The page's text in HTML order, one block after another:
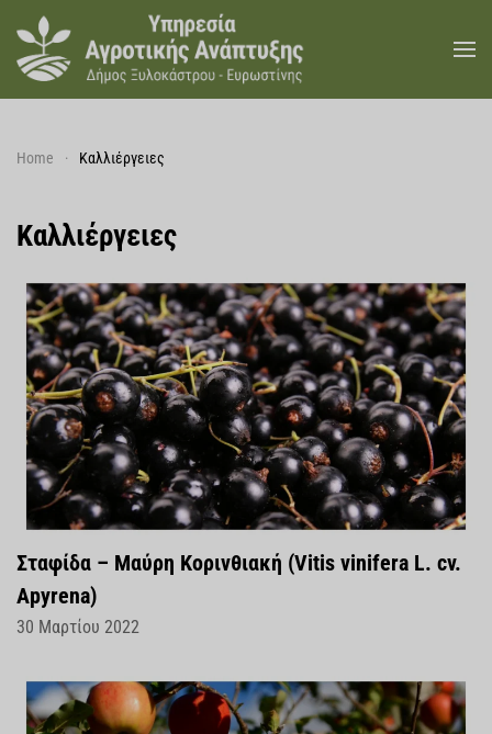
Skip to main content
Home Καλλιέργειες
Καλλιέργειες
Σταφίδα – Μαύρη Κορινθιακή (Vitis vinifera L. cv.
Apyrena)
30 Μαρτίου 2022